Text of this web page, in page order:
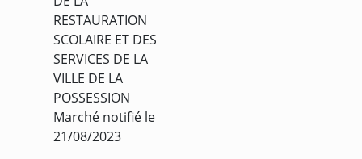
RESTAURATION
SCOLAIRE ET DES
SERVICES DE LA
VILLE DE LA
POSSESSION
Marché notifié le
21/08/2023